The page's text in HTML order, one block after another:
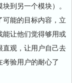
到另一个模块）。
能的目标内容，立
能让他们觉得够用或
观，让用户自己去
验用户的耐心了